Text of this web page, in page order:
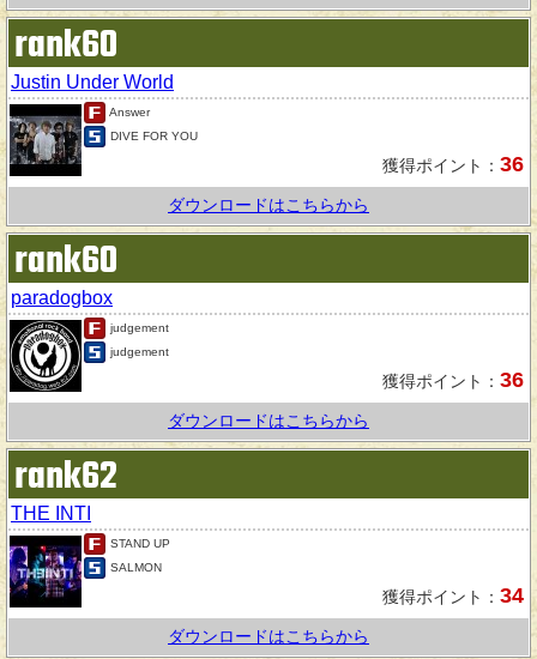
rank60
Justin Under World
Answer
DIVE FOR YOU
獲得ポイント： 36
ダウンロードはこちらから
rank60
paradogbox
judgement
judgement
獲得ポイント： 36
ダウンロードはこちらから
rank62
THE INTI
STAND UP
SALMON
獲得ポイント： 34
ダウンロードはこちらから